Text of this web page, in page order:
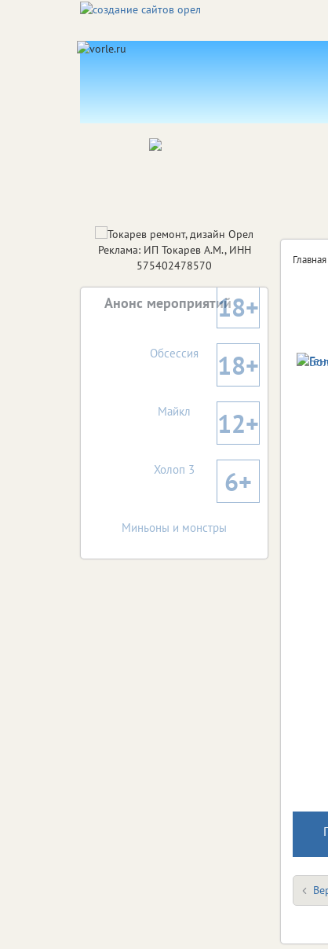
Главная
Реклама: ИП Токарев А.М., ИНН
575402478570
Анонс мероприятий18+
Обсессия 18+
Майкл 12+
Холоп 3 6+
Миньоны и монстры